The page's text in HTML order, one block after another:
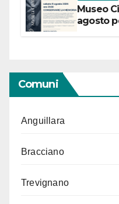
Museo
agosto
Comuni
Anguillara
Bracciano
Trevignano